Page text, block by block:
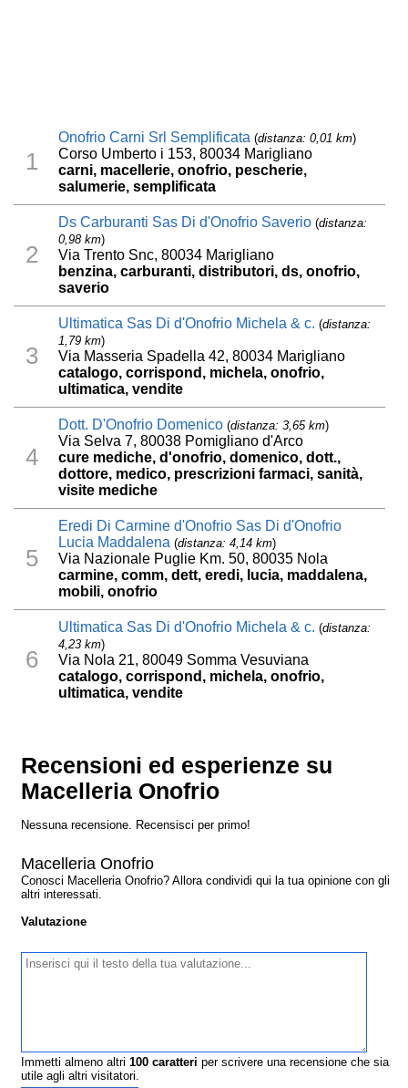
1
Onofrio Carni Srl Semplificata (distanza: 0,01 km)
Corso Umberto i 153, 80034 Marigliano
carni, macellerie, onofrio, pescherie,
salumerie, semplificata
2
Ds Carburanti Sas Di d'Onofrio Saverio (distanza:
0,98 km)
Via Trento Snc, 80034 Marigliano
benzina, carburanti, distributori, ds, onofrio,
saverio
3
Ultimatica Sas Di d'Onofrio Michela & c. (distanza:
1,79 km)
Via Masseria Spadella 42, 80034 Marigliano
catalogo, corrispond, michela, onofrio,
ultimatica, vendite
4
Dott. D'Onofrio Domenico (distanza: 3,65 km)
Via Selva 7, 80038 Pomigliano d'Arco
cure mediche, d'onofrio, domenico, dott.,
dottore, medico, prescrizioni farmaci, sanità,
visite mediche
5
Eredi Di Carmine d'Onofrio Sas Di d'Onofrio
Lucia Maddalena (distanza: 4,14 km)
Via Nazionale Puglie Km. 50, 80035 Nola
carmine, comm, dett, eredi, lucia, maddalena,
mobili, onofrio
6
Ultimatica Sas Di d'Onofrio Michela & c. (distanza:
4,23 km)
Via Nola 21, 80049 Somma Vesuviana
catalogo, corrispond, michela, onofrio,
ultimatica, vendite
Recensioni ed esperienze su
Macelleria Onofrio
Nessuna recensione. Recensisci per primo!
Macelleria Onofrio
Conosci Macelleria Onofrio? Allora condividi qui la tua opinione con gli
altri interessati.
Valutazione
Immetti almeno altri100 caratteri per scrivere una recensione che sia
utile agli altri visitatori.